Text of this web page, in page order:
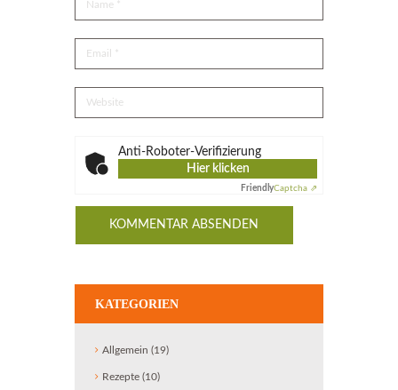
Anti-Roboter-Verifizierung
Hier klicken
FriendlyCaptcha ⇗
KATEGORIEN
Allgemein (19)
Rezepte (10)